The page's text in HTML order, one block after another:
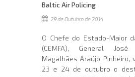
Baltic Air Policing
29 de Outubro de 2014
O Chefe do Estado-Maior
(CEMFA), General
Magalhães Araújo Pinheiro,
23 e 24 de outubro o